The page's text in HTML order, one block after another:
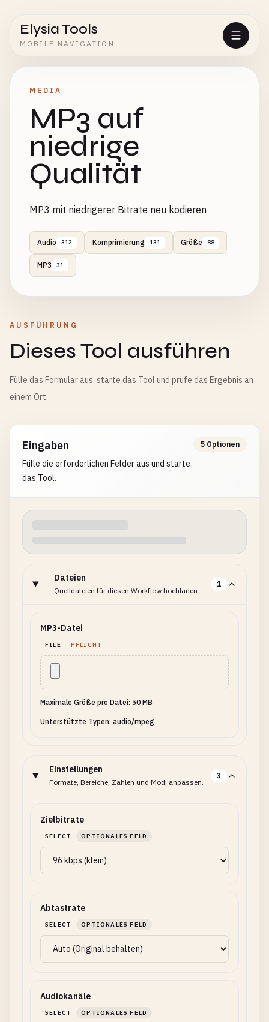
Elysia Tools
MOBILE NAVIGATION
MEDIA
MP3 auf
niedrige
Qualität
MP3 mit niedrigerer Bitrate neu kodieren
Audio 312 Komprimierung 131 Größe 88
MP3 31
AUSFÜHRUNG
Dieses Tool ausführen
Fülle das Formular aus, starte das Tool und prüfe das Ergebnis an
einem Ort.
Eingaben
Fülle die erforderlichen Felder aus und starte
das Tool.
5 Optionen
Dateien
Quelldateien für diesen Workflow hochladen.
1
MP3-Datei
FILE PFLICHT
Maximale Größe pro Datei: 50 MB
Unterstützte Typen: audio/mpeg
Einstellungen
Formate, Bereiche, Zahlen und Modi anpassen.
3
Zielbitrate
SELECT OPTIONALES FELD
Abtastrate
SELECT OPTIONALES FELD
Audiokanäle
SELECT OPTIONALES FELD